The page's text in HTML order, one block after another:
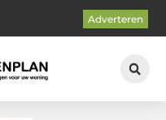
Adverteren